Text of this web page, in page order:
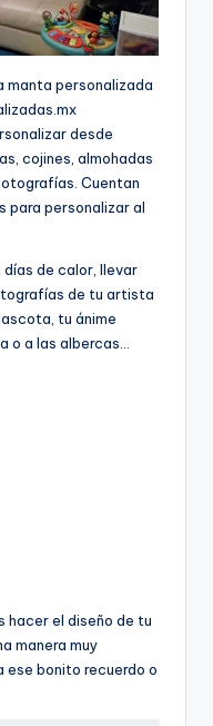
manta personalizada
desde
cojines, almohadas
Cuentan
para personalizar al
de calor, llevar
de tu artista
tu ánime
o a las albercas…
hacer el diseño de tu
manera muy
ese bonito recuerdo o